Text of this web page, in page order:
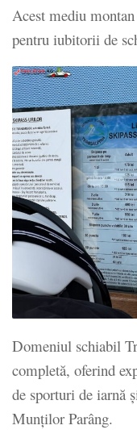
Acest mediu
pentru iubitorii de
Domeniul schiabil
completă, oferind
de sporturi de iarnă
Munților Parâng.